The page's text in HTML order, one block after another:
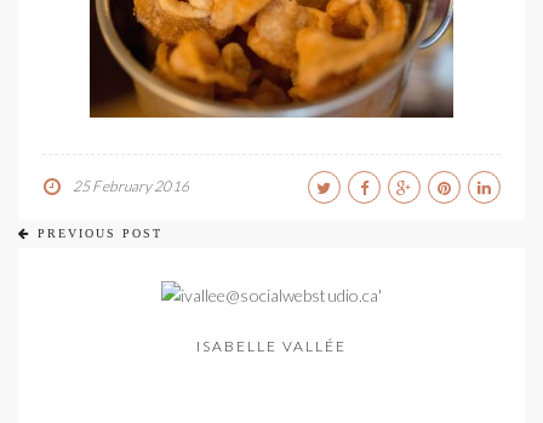
25 February 2016
PREVIOUS POST
ISABELLE VALLÉE